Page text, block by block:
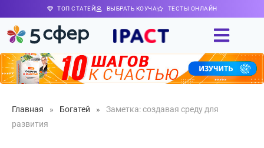
ТОП СТАТЕЙ ВЫБРАТЬ КОУЧА ТЕСТЫ ОНЛАЙН
Главная » Богатей »
Заметка: создавая среду для
развития